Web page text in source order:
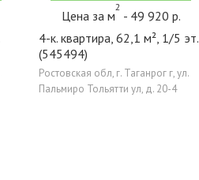
Цена за м
2
- 49 920 р.
4-к. квартира, 62,1 м², 1/5 эт.
(545494)
Ростовская обл, г. Таганрог г, ул.
Пальмиро Тольятти ул, д. 20-4